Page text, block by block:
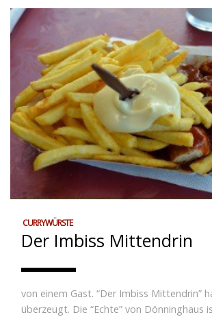
CURRYWÜRSTE
Der Imbiss Mittendrin
von einem Gast. “Der Imbiss Mittendrin”
überzeugt. Die “Echte” von Dönninghaus